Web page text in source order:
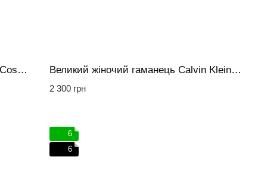
Великий гаманець жіночий Guess Cosettle білий Великий жіночий гаманець Calvin Klein білий
2 300 грн
6
6